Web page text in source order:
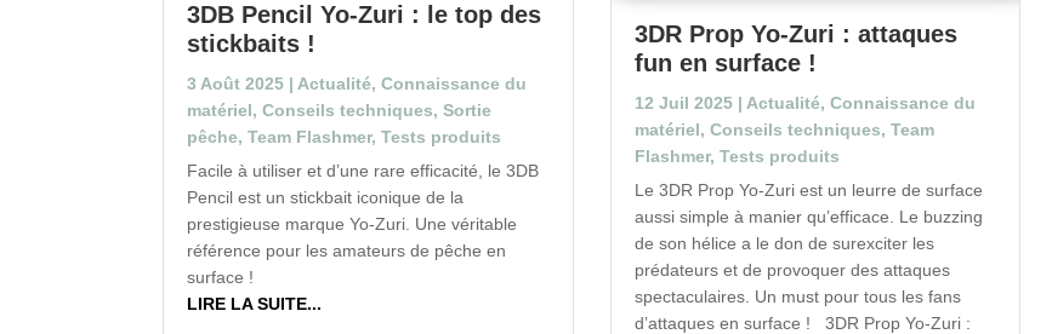
3DB Pencil Yo-Zuri : le top des
stickbaits !
3 Août 2025 | Actualité,Connaissance du
matériel,Conseils techniques,Sortie
pêche,Team Flashmer,Tests produits
Facile à utiliser et d’une rare efficacité, le 3DB
Pencil est un stickbait iconique de la
prestigieuse marque Yo-Zuri. Une véritable
référence pour les amateurs de pêche en
surface !
LIRE LA SUITE...
3DR Prop Yo-Zuri : attaques
fun en surface !
12 Juil 2025| Actualité, Connaissance du
matériel, Conseils techniques, Team
Flashmer, Tests produits
Le 3DR Prop Yo-Zuri est un leurre de surface
aussi simple à manier qu’efficace. Le buzzing
de son hélice a le don de surexciter les
prédateurs et de provoquer des attaques
spectaculaires. Un must pour tous les fans
d’attaques en surface ! 3DR Prop Yo-Zuri :